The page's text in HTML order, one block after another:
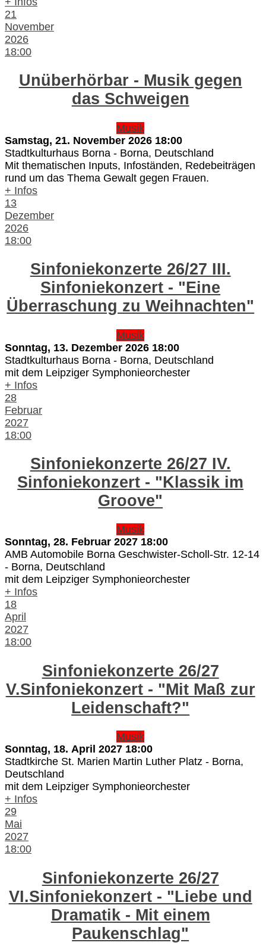
21
November
2026
18:00
Unüberhörbar - Musik gegen
das Schweigen
Musik
Samstag, 21. November 2026 18:00
Stadtkulturhaus Borna - Borna, Deutschland
Mit thematischen Inputs, Infoständen, Redebeiträgen
rund um das Thema Gewalt gegen Frauen.
+ Infos
13
Dezember
2026
18:00
Sinfoniekonzerte 26/27 III.
Sinfoniekonzert - "Eine
Überraschung zu Weihnachten"
Musik
Sonntag, 13. Dezember 2026 18:00
Stadtkulturhaus Borna - Borna, Deutschland
mit dem Leipziger Symphonieorchester
+ Infos
28
Februar
2027
18:00
Sinfoniekonzerte 26/27 IV.
Sinfoniekonzert - "Klassik im
Groove"
Musik
Sonntag, 28. Februar 2027 18:00
AMB Automobile Borna Geschwister-Scholl-Str. 12-14
- Borna, Deutschland
mit dem Leipziger Symphonieorchester
+ Infos
18
April
2027
18:00
Sinfoniekonzerte 26/27
V.Sinfoniekonzert - "Mit Maß zur
Leidenschaft?"
Musik
Sonntag, 18. April 2027 18:00
Stadtkirche St. Marien Martin Luther Platz - Borna,
Deutschland
mit dem Leipziger Symphonieorchester
+ Infos
29
Mai
2027
18:00
Sinfoniekonzerte 26/27
VI.Sinfoniekonzert - "Liebe und
Dramatik - Mit einem
Paukenschlag"